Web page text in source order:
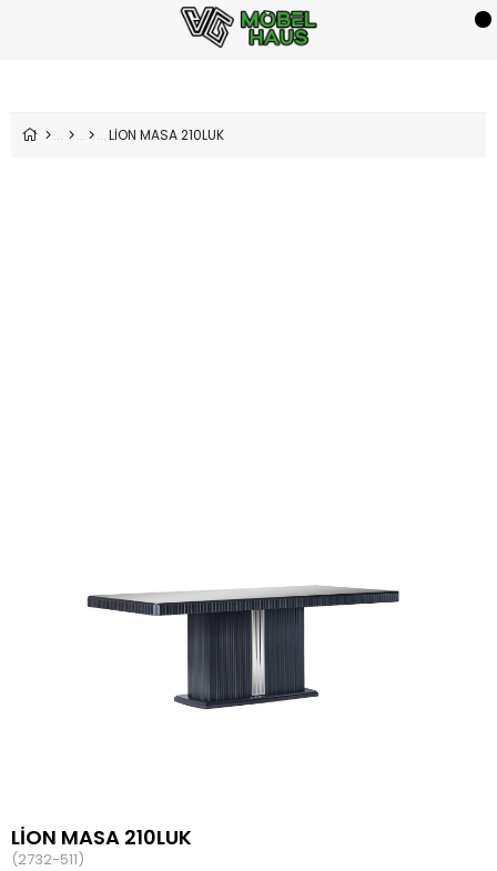
LİON MASA 210LUK
LİON MASA 210LUK
(2732-511)